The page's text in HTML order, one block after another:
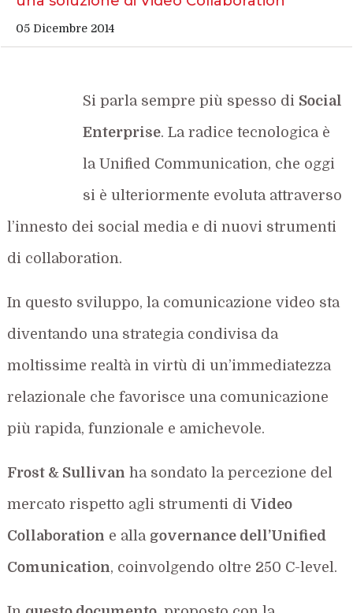
05 Dicembre 2014
Si parla sempre più spesso di Social
Enterprise. La radice tecnologica è
la Unified Communication, che oggi
si è ulteriormente evoluta attraverso
l’innesto dei social media e di nuovi strumenti
di collaboration.
In questo sviluppo, la comunicazione video sta
diventando una strategia condivisa da
moltissime realtà in virtù di un’immediatezza
relazionale che favorisce una comunicazione
più rapida, funzionale e amichevole.
Frost & Sullivan ha sondato la percezione del
mercato rispetto agli strumenti diVideo
Collaboration e alla governance dell’Unified
Comunication, coinvolgendo oltre 250 C-level.